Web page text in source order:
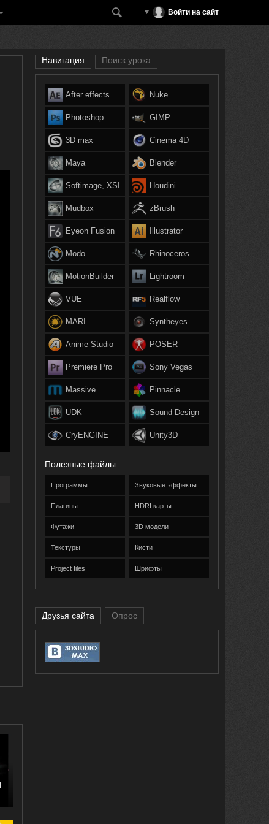
Войти на сайт
Навигация Поиск урока
After effects
Photoshop
3D max
Maya
Softimage, XSI
Mudbox
Eyeon Fusion
Modo
MotionBuilder
VUE
MARI
Anime Studio
Premiere Pro
Massive
UDK
CryENGINE
Nuke
GIMP
Cinema 4D
Blender
Houdini
zBrush
Illustrator
Rhinoceros
Lightroom
Realflow
Syntheyes
POSER
Sony Vegas
Pinnacle
Sound Design
Unity3D
Полезные файлы
Программы
Плагины
Футажи
Текстуры
Project files
Звуковые эффекты
HDRI карты
3D модели
Кисти
Шрифты
Друзья сайта Опрос